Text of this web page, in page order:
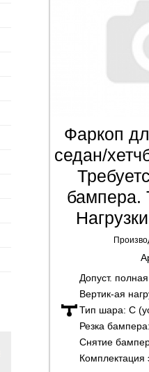
Фаркоп
седан/
бампера.
Допуст.
Вертик-ая
Тип шара: C
Резка
Снятие
Комплектация